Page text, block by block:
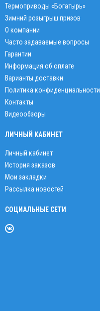
Термоприводы «Богатырь»
Зимний розыгрыш призов
О компании
Часто задаваемые вопросы
Гарантии
Информация об оплате
Варианты доставки
Политика конфиденциальности
Контакты
Видеообзоры
ЛИЧНЫЙ КАБИНЕТ
Личный кабинет
История заказов
Мои закладки
Рассылка новостей
СОЦИАЛЬНЫЕ СЕТИ